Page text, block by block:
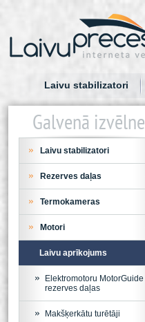
Laivu stabilizatori
Galvenā izvēlne
Laivu stabilizatori
Rezerves daļas
Termokameras
Motori
Laivu aprīkojums
Elektromotoru MotorGuide
rezerves daļas
Makšķerkātu turētāji